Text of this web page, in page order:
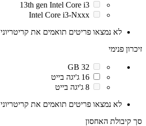
13th gen Intel Core i3
Intel Core i3-Nxxx
לא נמצאו פריטים תואמים את
זיכרון פנימי
32 GB
16 ג'יגה בייט
8 ג'יגה בייט
לא נמצאו פריטים תואמים את
סך קיבולת האחסון